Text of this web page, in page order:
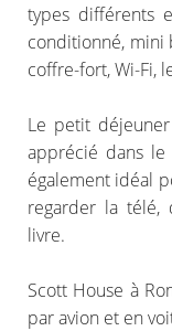
types différents
conditionné, mini
coffre-fort, Wi-Fi,
Le petit
apprécié dans le
également idéal
regarder la télé,
livre.
Scott House à
par avion et en